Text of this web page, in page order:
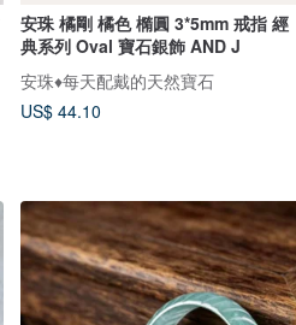
安珠 橘剛 橘色 橢圓 3*5mm 戒指 經
典系列 Oval 寶石銀飾 AND J
安珠♦️每天配戴的天然寶石
US$ 44.10